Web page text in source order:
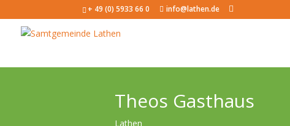
+ 49 (0) 5933 66 0 info@lathen.de
Theos Gasthaus
Lathen